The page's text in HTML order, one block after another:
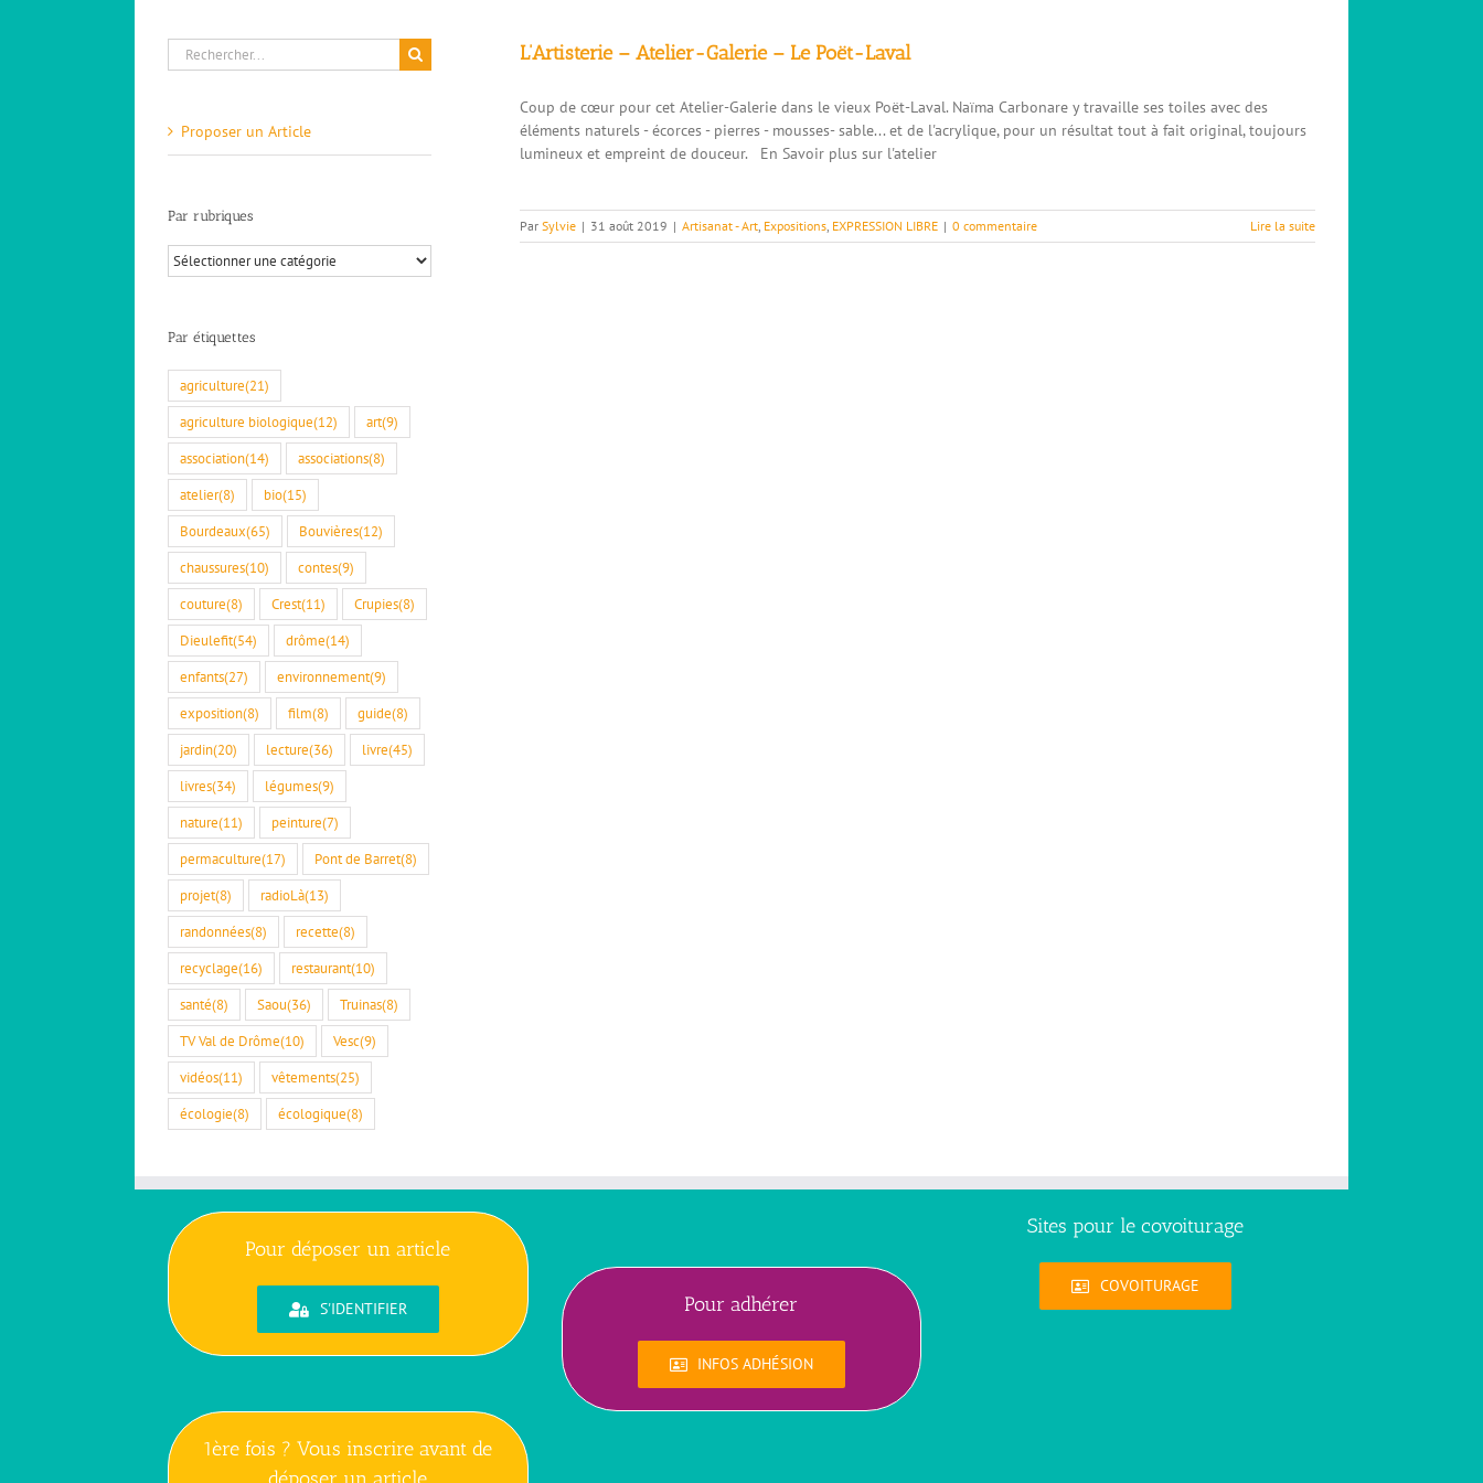
L’Artisterie – Atelier-Galerie – Le Poët-Laval
Coup de cœur pour cet Atelier-Galerie dans le vieux Poët-Laval. Naïma Carbonare y travaille ses toiles avec des
éléments naturels - écorces - pierres - mousses- sable... et de l'acrylique, pour un résultat tout à fait original, toujours
lumineux et empreint de douceur. En Savoir plus sur l'atelier
ParSylvie | 31 août 2019 | Artisanat - Art Expositions EXPRESSION LIBRE | 0 commentaire Lire la suite
Rechercher:
Proposer un Article
Par rubriques
Par
rubriques
Par étiquettes
agriculture(21)
agriculture biologique(12) art(9)
association(14) associations(8)
atelier(8) bio(15)
Bourdeaux(65) Bouvières(12)
chaussures(10) contes(9)
couture(8) Crest(11) Crupies(8)
Dieulefit(54) drôme(14)
enfants(27) environnement(9)
exposition(8) film(8) guide(8)
jardin(20) lecture(36) livre(45)
livres(34) légumes(9)
nature(11) peinture(7)
permaculture(17) Pont de Barret(8)
projet(8) radioLà(13)
randonnées(8) recette(8)
recyclage(16) restaurant(10)
santé(8) Saou(36) Truinas(8)
TV Val de Drôme(10) Vesc(9)
vidéos(11) vêtements(25)
écologie(8) écologique(8)
Pour déposer un article
S'IDENTIFIER
1ère fois ? Vous inscrire avant de
Pour adhérer
INFOS ADHÉSION
Sites pour le covoiturage
COVOITURAGE